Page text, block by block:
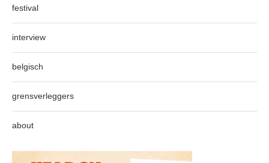
festival
interview
belgisch
grensverleggers
about